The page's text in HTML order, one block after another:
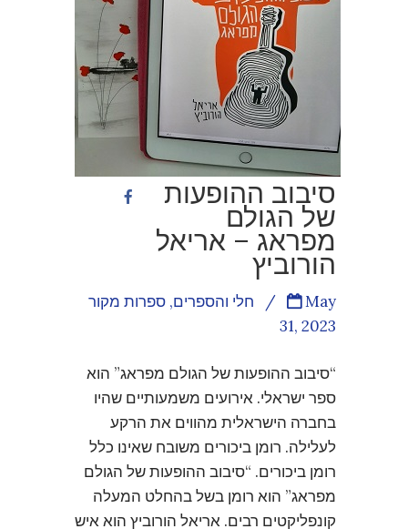
סיבוב ההופעות
של הגולם
מפראג – אריאל
הורוביץ
חלי והספרים, ספרות מקור /
May
31, 2023
“סיבוב ההופעות של הגולם מפראג” הוא
ספר ישראלי. אירועים משמעותיים שהיו
בחברה הישראלית מהווים את הרקע
לעלילה. רומן ביכורים משובח שאינו כלל
רומן ביכורים. “סיבוב ההופעות של הגולם
מפראג” הוא רומן בשל בהחלט המעלה
קונפליקטים רבים. אריאל הורוביץ הוא איש